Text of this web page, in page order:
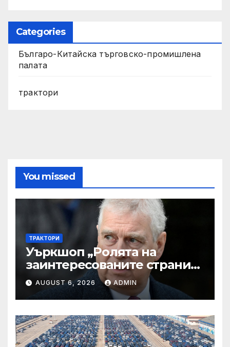
Categories
Българо-Китайска търговско-промишлена
палата
трактори
You missed
ТРАКТОРИ
Уъркшоп „Ролята на
заинтересованите страни
във външното осигуряване
на качеството“
AUGUST 6, 2026 ADMIN